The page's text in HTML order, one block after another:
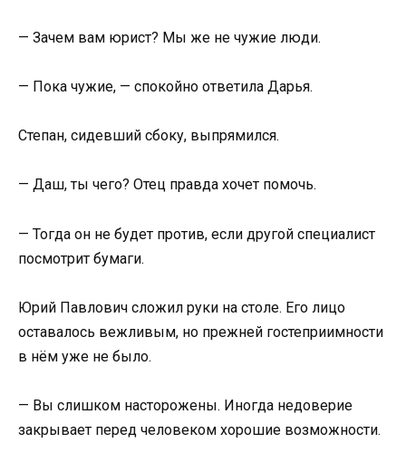
— Зачем вам юрист? Мы же не чужие люди.
— Пока чужие, — спокойно ответила Дарья.
Степан, сидевший сбоку, выпрямился.
— Даш, ты чего? Отец правда хочет помочь.
— Тогда он не будет против, если другой специалист
посмотрит бумаги.
Юрий Павлович сложил руки на столе. Его лицо
оставалось вежливым, но прежней гостеприимности
в нём уже не было.
— Вы слишком насторожены. Иногда недоверие
закрывает перед человеком хорошие возможности.